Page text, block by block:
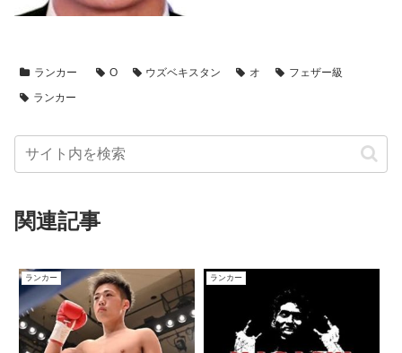
ランカー O ウズベキスタン オ
フェザー級
ランカー
関連記事
ランカー ランカー